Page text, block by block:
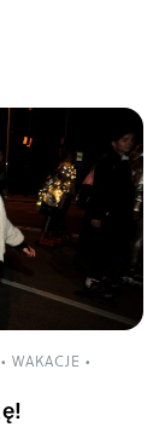
• WAKACJE •